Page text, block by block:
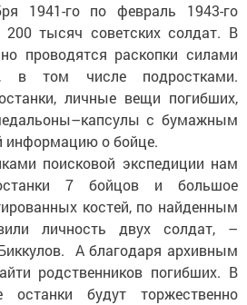
1941-го по февраль 1943-го
200 тысяч советских солдат. В
проводятся раскопки силами
в том числе подростками.
личные вещи погибших,
с бумажным
информацию о бойце.
поисковой экспедиции нам
7 бойцов и большое
костей, по найденным
личность двух солдат, –
А благодаря архивным
родственников погибших. В
останки будут торжественно